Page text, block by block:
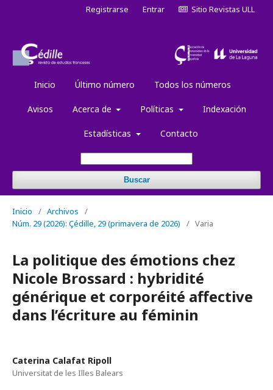
Inicio Último número Todos los números
Avisos Acerca de Políticas Indexación
Estadísticas Contacto
Buscar
Registrarse Entrar Sitio Revistas ULL
Inicio / Archivos
/
Núm. 29 (2026): Çédille, 29 (primavera de 2026)
/ Varia
La politique des émotions chez
Nicole Brossard : hybridité
générique et corporéité affective
dans l’écriture au féminin
Caterina Calafat Ripoll
Universitat de les Illes Balears